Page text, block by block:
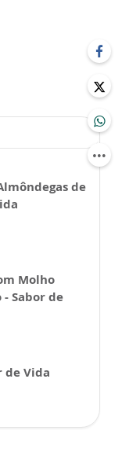
de
Molho
- Sabor de
de Vida